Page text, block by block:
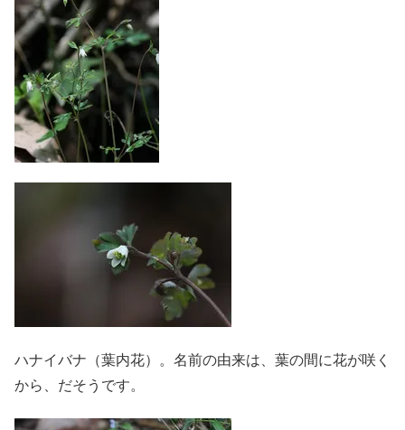
ハナイバナ（葉内花）。名前の由来は、葉の間に花が咲く
から、だそうです。